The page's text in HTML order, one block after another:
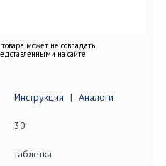
может не совпадать
на сайте
Инструкция | Аналоги
30
таблетки